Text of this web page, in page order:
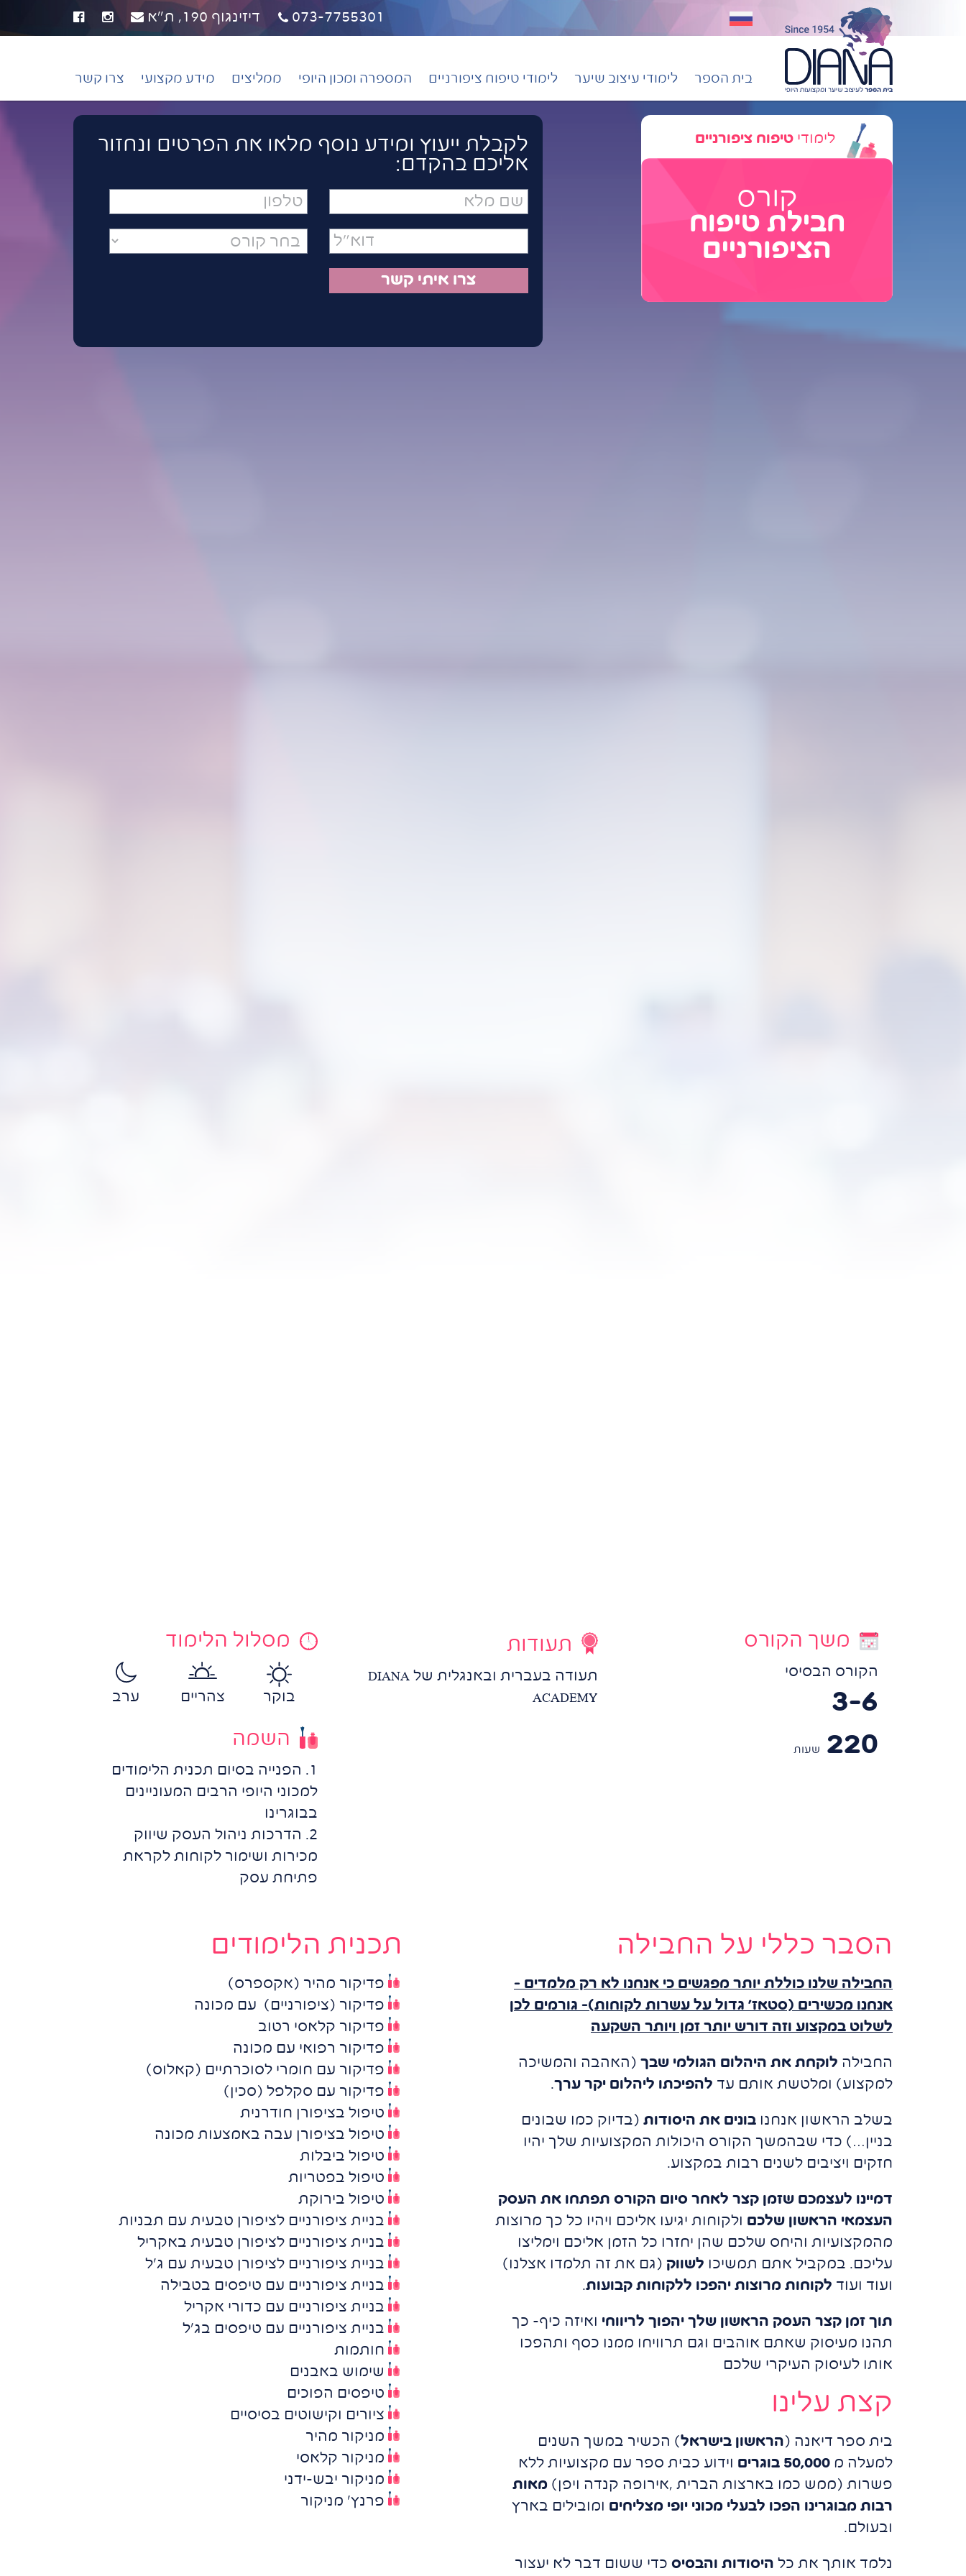
073-7755301 דיזינגוף 190, ת"א
בית הספר לימודי עיצוב שיער לימודי טיפוח ציפורניים המספרה ומכון היופי ממליצים מידע מקצועי צרו קשר
לימודי טיפוח ציפורניים
קורס
חבילת טיפוח
הציפורניים
לקבלת ייעוץ ומידע נוסף מלאו את הפרטים ונחזור
אליכם בהקדם:
שם
טלפון
משך הקורס
הקורס הבסיסי
3-6
220
שעות
תעודות
תעודה בעברית ובאנגלית של DIANA
ACADEMY
מסלול הלימוד
בוקר צהריים ערב
השמה
1. הפנייה בסיום תכנית הלימודים
למכוני היופי הרבים המעוניינים
בבוגרינו
2. הדרכות ניהול העסק שיווק
מכירות ושימור לקוחות לקראת
פתיחת עסק
הסבר כללי על החבילה
החבילה שלנו כוללת יותר מפגשים כי אנחנו לא רק מלמדים –
אנחנו מכשירים (סטאז' גדול על עשרות לקוחות)- גורמים לכן
לשלוט במקצוע וזה דורש יותר זמן ויותר השקעה
החבילה לוקחת את היהלום הגולמי שבך (האהבה והמשיכה
למקצוע) ומלטשת אותם עד להפיכתו ליהלום יקר ערך.
בשלב הראשון אנחנו בונים את היסודות (בדיוק כמו שבונים
בניין…) כדי שבהמשך הקורס היכולות המקצועיות שלך יהיו
חזקים ויציבים לשנים רבות במקצוע.
דמיינו לעצמכם שזמן קצר לאחר סיום הקורס תפתחו את העסק
העצמאי הראשון שלכם ולקוחות יגיעו אליכם ויהיו כל כך מרוצות
מהמקצועיות והיחס שלכם שהן יחזרו כל הזמן אליכם וימליצו
עליכם. במקביל אתם תמשיכו לשווק (גם את זה תלמדו אצלנו)
ועוד ועוד לקוחות מרוצות יהפכו ללקוחות קבועות.
תוך זמן קצר העסק הראשון שלך יהפוך לריווחי ואיזה כיף- כך
תהנו מעיסוק שאתם אוהבים וגם תרוויחו ממנו כסף ותהפכו
אותו לעיסוק העיקרי שלכם
קצת עלינו
בית ספר דיאנה (הראשון בישראל) הכשיר במשך השנים
למעלה מ 50,000 בוגרים
וידוע כבית ספר עם מקצועיות ללא
פשרות (ממש כמו בארצות הברית ,אירופה קנדה ויפן) מאות
רבות מבוגרינו הפכו לבעלי מכוני יופי מצליחים ומובילים בארץ
ובעולם.
נלמד אותך את כל היסודות והבסיס כדי ששום דבר לא יעצור
תכנית הלימודים
פדיקור מהיר (אקספרס)
פדיקור (ציפורניים) עם מכונה
פדיקור קלאסי רטוב
פדיקור רפואי עם מכונה
פדיקור עם חומרי לסוכרתיים (קאלוס)
פדיקור עם סקלפל (סכין)
טיפול בציפורן חודרנית
טיפול בציפורן עבה באמצעות מכונה
טיפול ביבלות
טיפול בפטריות
טיפול בירוקת
בניית ציפורניים לציפורן טבעית עם תבניות
בניית ציפורניים לציפורן טבעית באקריל
בניית ציפורניים לציפורן טבעית עם ג'ל
בניית ציפורניים עם טיפסים בטבילה
בניית ציפורניים עם כדורי אקריל
בניית ציפורניים עם טיפסים בג'ל
חותמות
שימוש באבנים
טיפסים הפוכים
ציורים וקישוטים בסיסיים
מניקור מהיר
מניקור קלאסי
מניקור יבש-ידני
פרנץ' מניקור